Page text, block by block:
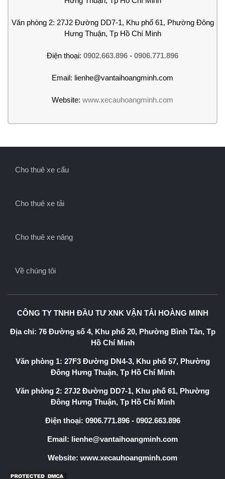
Văn phòng 2: 27J2 Đường DD7-1, Khu phố 61, Phường Đông
Hưng Thuận, Tp Hồ Chí Minh
Điện thoại: 0902.663.896 - 0906.771.896
Email: lienhe@vantaihoangminh.com
Website: www.xecauhoangminh.com
Cho thuê xe cẩu
Cho thuê xe tải
Cho thuê xe nâng
Về chúng tôi
CÔNG TY TNHH ĐẦU TƯ XNK VẬN TẢI HOÀNG MINH
Địa chỉ: 76 Đường số 4, Khu phố 20, Phường Bình Tân, Tp
Hồ Chí Minh
Văn phòng 1: 27F3 Đường DN4-3, Khu phố 57, Phường
Đông Hưng Thuận, Tp Hồ Chí Minh
Văn phòng 2: 27J2 Đường DD7-1, Khu phố 61, Phường
Đông Hưng Thuận, Tp Hồ Chí Minh
Điện thoại: 0906.771.896- 0902.663.896
Email: lienhe@vantaihoangminh.com
Website: www.xecauhoangminh.com